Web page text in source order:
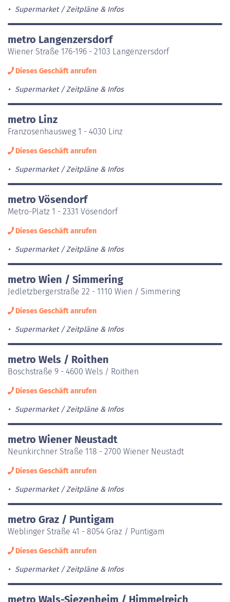
Supermarket Zeitpläne & Infos
metro Langenzersdorf
Wiener Straße 176-196 - 2103 Langenzersdorf
Dieses Geschäft anrufen
Supermarket Zeitpläne & Infos
metro Linz
Franzosenhausweg 1 - 4030 Linz
Dieses Geschäft anrufen
Supermarket Zeitpläne & Infos
metro Vösendorf
Metro-Platz 1 - 2331 Vösendorf
Dieses Geschäft anrufen
Supermarket Zeitpläne & Infos
metro Wien / Simmering
Jedletzbergerstraße 22 - 1110 Wien / Simmering
Dieses Geschäft anrufen
Supermarket Zeitpläne & Infos
metro Wels / Roithen
Boschstraße 9 - 4600 Wels / Roithen
Dieses Geschäft anrufen
Supermarket Zeitpläne & Infos
metro Wiener Neustadt
Neunkirchner Straße 118 - 2700 Wiener Neustadt
Dieses Geschäft anrufen
Supermarket Zeitpläne & Infos
metro Graz / Puntigam
Weblinger Straße 41 - 8054 Graz / Puntigam
Dieses Geschäft anrufen
Supermarket Zeitpläne & Infos
metro Wals-Siezenheim / Himmelreich